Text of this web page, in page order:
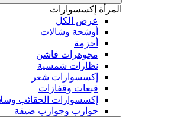
المرأة إكسسوارات
عرض الكل
أوشحة وشالات
أحزمة
مجوهرات فاشن
نظارات شمسية
إكسسوارات شعر
قبعات وقفازات
إكسسوارات الحقائب
جوارب وجوارب ضيقة